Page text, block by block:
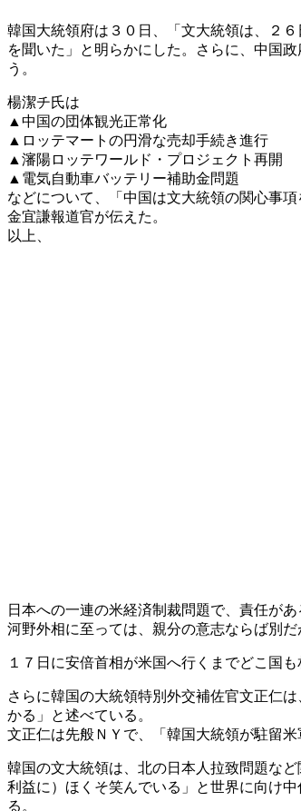
韓国大統領府は３０日、「文大統領は、２
を聞いた」と明らかにした。さらに、中国
う。
楊潔チ氏は
▲中国の団体観光正常化
▲ロッテマートの円滑な売却手続き進行
▲瀋陽ロッテワールド・プロジェクト再開
▲電気自動車バッテリー補助金問題
などについて、「中国は文大統領の関心事
金宜謙報道官が伝えた。
以上、
日本への一連の米経済制裁問題で、責任が
河野外相に至っては、親分の意志ならば別
１７日に安倍首相が米国へ行くまでどこ国
さらに韓国の大統領特別外交補佐官文正仁
かる」と述べている。
文正仁は先般ＮＹで、「韓国大統領が駐留
韓国の文大統領は、北の日本人拉致問題な
利益に）ほくそ笑んでいる」と世界に向け
る。